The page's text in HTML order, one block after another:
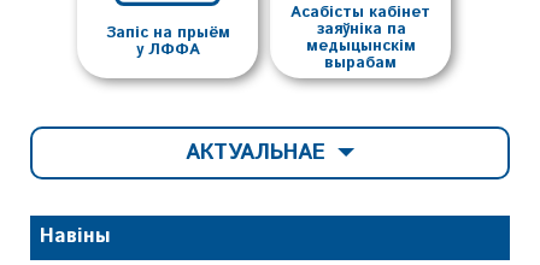
Запіс на прыём
у ЛФФА
Асабісты кабінет
заяўніка па
медыцынскім
вырабам
Навіны
АКТУАЛЬНАЕ